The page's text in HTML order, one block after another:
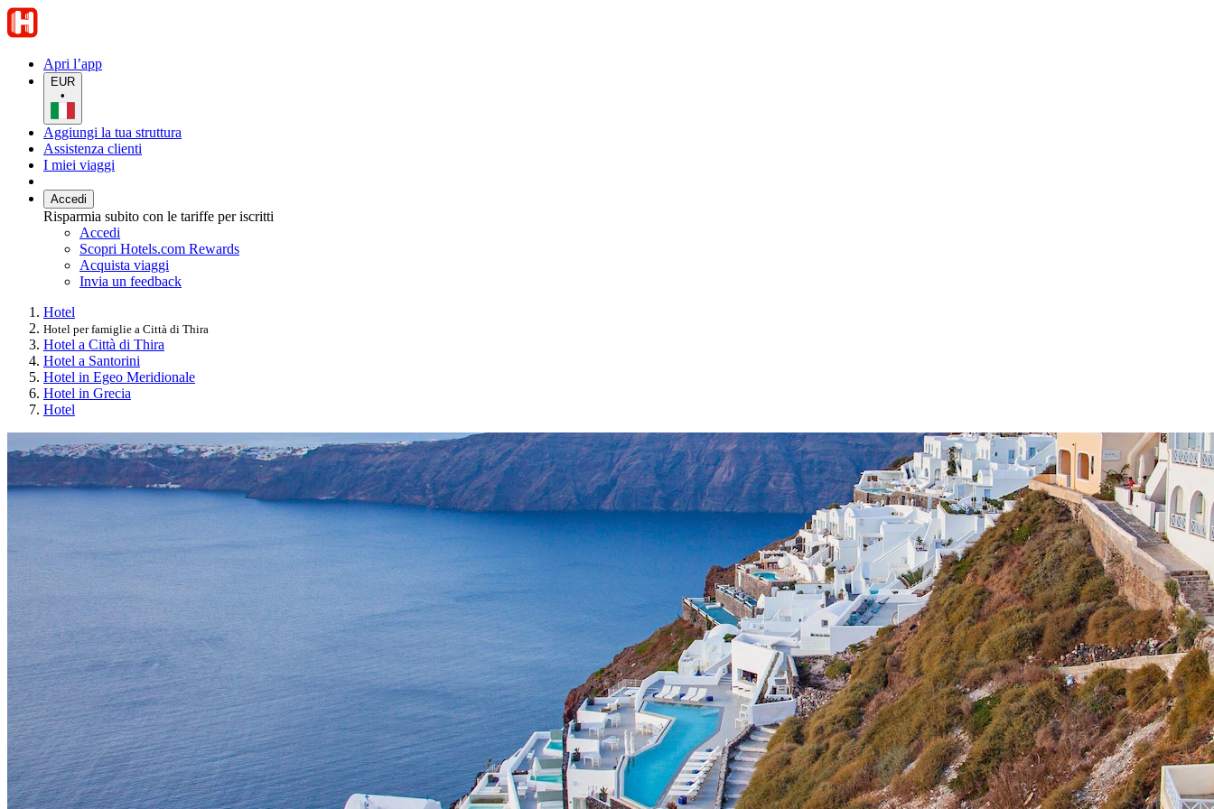
Apri l’app
EUR
•
Aggiungi la tua struttura
Assistenza clienti
I miei viaggi
Accedi
Risparmia subito con le tariffe per iscritti
Accedi
Scopri Hotels.com Rewards
Acquista viaggi
Invia un feedback
Hotel
Hotel per famiglie a Città di Thira
Hotel a Città di Thira
Hotel a Santorini
Hotel in Egeo Meridionale
Hotel in Grecia
Hotel